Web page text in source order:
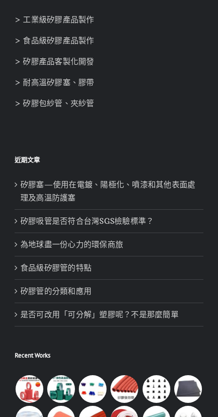
> 工業級矽膠產品製作
> 食品級矽膠產品製作
> 矽膠產品客製化開發
> 耐高溫矽膠塞、膠帶
> 矽膠包紗管、夾紗管
近期文章
矽膠塞—使用在電鍍、陽極化、噴漆和其他表面處
理及高溫防護塞
矽膠吸管是否符合台灣SGS檢驗標準？
為地球盡一份心力的環保商旅
食品級矽膠管的特點
矽膠管的分類和應用
是否可改用「可分解」塑膠呢？不是那麼簡單
Recent Works